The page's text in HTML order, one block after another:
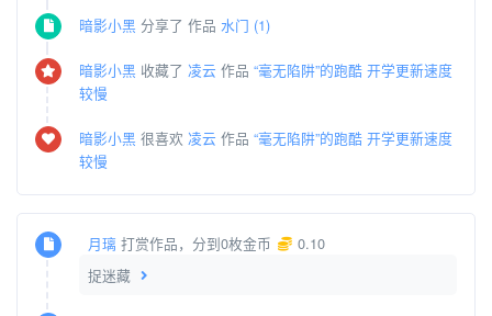
暗影小黑 分享了 作品 水门 (1)
暗影小黑 收藏了 凌云 作品 “毫无陷阱”的跑酷 开学更新速度
较慢
暗影小黑 很喜欢 凌云 作品 “毫无陷阱”的跑酷 开学更新速度
较慢
月璃 打赏作品，分到0枚金币
0.10
捉迷藏